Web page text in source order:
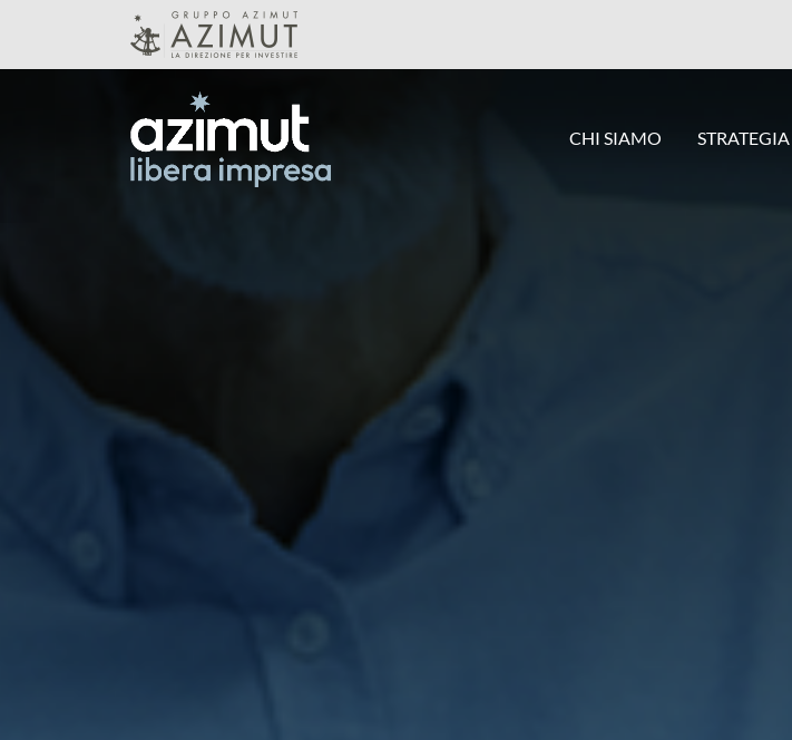
Skip to Main Content
CHI SIAMO STRATEGIA